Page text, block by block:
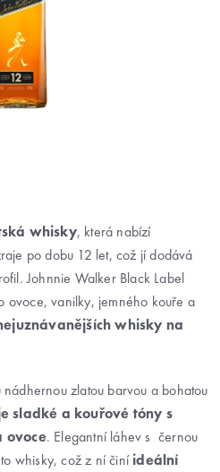
whisky, která nabízí
po dobu 12 let, což jí dodává
Johnnie Walker Black Label
ovoce, vanilky, jemného kouře a
whisky na
zlatou barvou a bohatou
sladké a kouřové tóny s
ovoce. Elegantní láhev s černou
whisky, což z ní činíideální